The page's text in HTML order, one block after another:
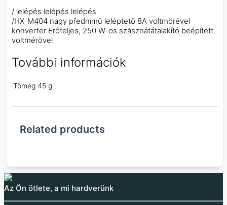
/ lelépés lelépés lelépés
/HX-M404 nagy přednímű leléptető 8A voltmörével
konverter Erőteljes, 250 W-os szásznátátalakító beépített
voltmérövel
További információk
Tömeg 45 g
Related products
Az Ön ötlete, a mi hardverünk